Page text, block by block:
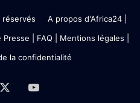
réservés A propos d'Africa24|
Presse | FAQ | Mentions légales
la confidentialité